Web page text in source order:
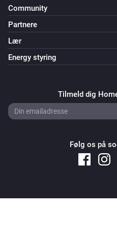
Community
Partnere
Lær
Energy styring
Tilmeld dig
Følg os på